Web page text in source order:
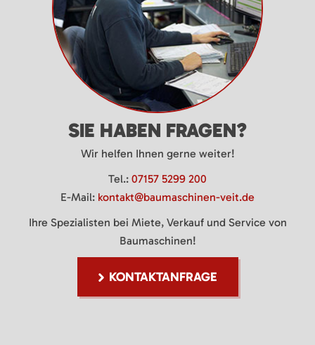
SIE HABEN FRAGEN?
Wir helfen Ihnen gerne weiter!
Tel.: 07157 5299 200
E-Mail: kontakt@baumaschinen-veit.de
Ihre Spezialisten bei Miete, Verkauf und Service von
Baumaschinen!
KONTAKTANFRAGE